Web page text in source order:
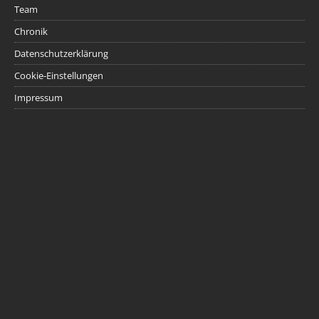
Team
Chronik
Datenschutzerklärung
Cookie-Einstellungen
Impressum